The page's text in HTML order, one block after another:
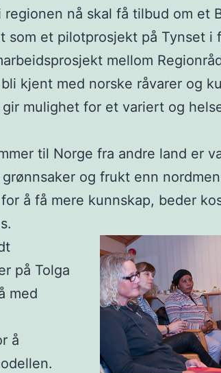
regionen nå skal få tilbud om et
som et pilotprosjekt på Tynset i
mellom
kjent med norske råvarer og
mulighet for et variert og
til Norge fra andre land er
og frukt enn
å få mere kunnskap, beder
på Tolga
med
å